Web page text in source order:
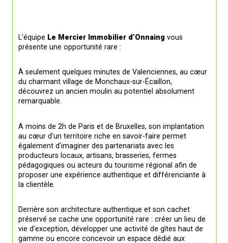
L’équipe Le Mercier Immobilier d’Onnaing vous
présente une opportunité rare :
À seulement quelques minutes de Valenciennes, au cœur
du charmant village de Monchaux-sur-Écaillon,
découvrez un ancien moulin au potentiel absolument
remarquable.
A moins de 2h de Paris et de Bruxelles, son implantation
au cœur d'un territoire riche en savoir-faire permet
également d'imaginer des partenariats avec les
producteurs locaux, artisans, brasseries, fermes
pédagogiques ou acteurs du tourisme régional afin de
proposer une expérience authentique et différenciante à
la clientèle.
Derrière son architecture authentique et son cachet
préservé se cache une opportunité rare : créer un lieu de
vie d'exception, développer une activité de gîtes haut de
gamme ou encore concevoir un espace dédié aux